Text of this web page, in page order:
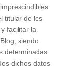
titular de los
facilitar la
siendo
determinadas
dichos datos